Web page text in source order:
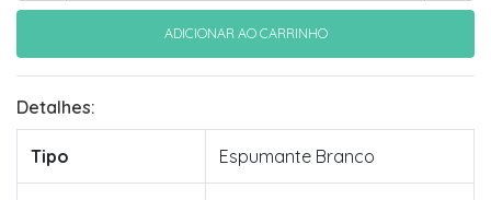
Detalhes:
Tipo Espumante Branco